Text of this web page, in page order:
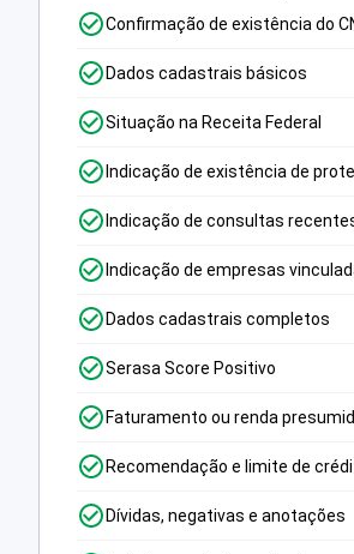
Confirmação de existência do
Dados cadastrais básicos
Situação na Receita Federal
Indicação de existência de
Indicação de consultas
Indicação de empresas
Dados cadastrais completos
Serasa Score Positivo
Faturamento ou renda
Recomendação e limite de
Dívidas, negativas e anotações